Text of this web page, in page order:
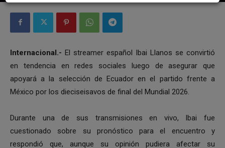
Internacional.- El streamer español Ibai Llanos se convirtió
en tendencia en redes sociales luego de asegurar que
apoyará a la selección de Ecuador en el partido frente a
México por los dieciseisavos de final del Mundial 2026.
Durante una de sus transmisiones en vivo, Ibai fue
cuestionado sobre su pronóstico para el encuentro y
respondió que, aunque su opinión pudiera afectar su